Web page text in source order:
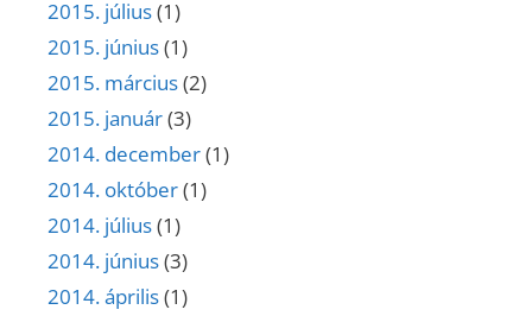
2015. július(1)
2015. június(1)
2015. március(2)
2015. január(3)
2014. december(1)
2014. október(1)
2014. július(1)
2014. június(3)
2014. április(1)